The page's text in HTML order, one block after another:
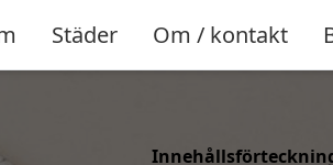
Städer Om / kontakt